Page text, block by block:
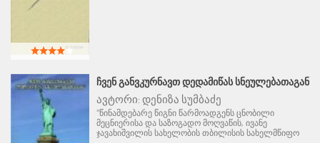
ᲩᲕᲔᲜ ᲒᲐᲜᲕᲙᲣᲠᲜᲐᲕᲗ ᲓᲔᲓᲐᲛᲘᲬᲐᲡ ᲡᲜᲔᲣᲚᲔᲑᲐᲗᲐᲒᲐᲜ
ავტორი: დენიზა სუმბაძე
"წინამდებარე წიგნი წარმოადგენს ცნობილი
მეცნიერისა და საზოგადო მოღვაწის, ივანე
ჯავახიშვილის სახელობის თბილისის სახელმწიფო